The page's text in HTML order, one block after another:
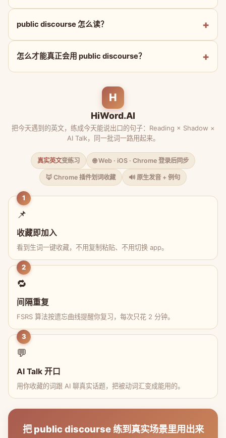
public discourse 怎么读？
怎么才能真正会用 public discourse？
H
HiWord.AI
把今天遇到的英文，练成今天能说出口的句子：Reading × Shadow ×
AI Talk，同一批词一路用起来。
真实英文变练习 🌐 Web · iOS · Chrome 登录后同步
🦊 Chrome 插件划词收藏 🔊 原生发音 + 例句
1
📌
收藏即加入
看到生词一键收藏，不用复制粘贴、不用切换 app。
2
🔁
间隔重复
FSRS 算法按遗忘曲线提醒你复习，每次只花 2 分钟。
3
💬
AI Talk 开口
用你收藏的词跟 AI 聊真实话题，把被动词汇变成能用的。
把 public discourse 练到真实场景里用出来